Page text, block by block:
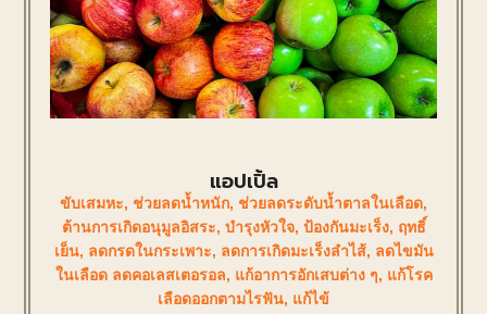
แอปเปิ้ล
ขับเสมหะ, ช่วยลดน้ำหนัก, ช่วยลดระดับน้ำตาลในเลือด,
ต้านการเกิดอนุมูลอิสระ, บำรุงหัวใจ, ป้องกันมะเร็ง, ฤทธิ์
เย็น, ลดกรดในกระเพาะ, ลดการเกิดมะเร็งลำไส้, ลดไขมัน
ในเลือด ลดคอเลสเตอรอล, แก้อาการอักเสบต่าง ๆ, แก้โรค
เลือดออกตามไรฟัน, แก้ไข้